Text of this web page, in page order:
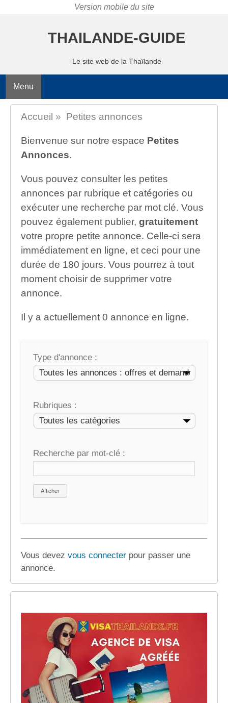
THAILANDE-GUIDE
Le site web de la Thaïlande
Menu
Accueil » Petites annonces
Bienvenue sur notre espace Petites
Annonces.
Vous pouvez consulter les petites
annonces par rubrique et catégories ou
exécuter une recherche par mot clé. Vous
pouvez également publier, gratuitement
votre propre petite annonce. Celle-ci sera
immédiatement en ligne, et ceci pour une
durée de 180 jours. Vous pourrez à tout
moment choisir de supprimer votre
annonce.
Il y a actuellement 0 annonce en ligne.
Type d'annonce :
Rubriques :
Recherche par mot-clé :
Vous devez vous connecter pour passer une
annonce.